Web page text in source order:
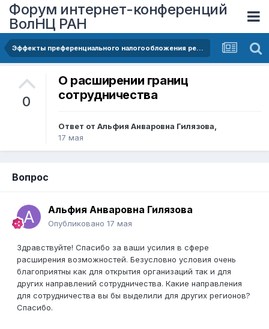
Форум интернет-конференций
ВолНЦ РАН
Эффекты преференциального налогообложения резидентов территорий опережающего развития в Ярославской области
0
О расширении границ
сотрудничества
Ответ от Альфия Анваровна Гилязова,
17 мая
Вопрос
Альфия Анваровна Гилязова
Опубликовано 17 мая
Здравствуйте! Спасибо за ваши усилия в сфере
расширения возможностей. Безусловно условия очень
благоприятны как для открытия организаций так и для
других направлений сотрудничества. Какие направления
для сотрудничества вы бы выделили для других регионов?
Спасибо.